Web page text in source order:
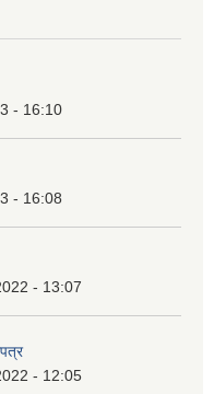
- 16:10
- 16:08
- 13:07
- 12:05